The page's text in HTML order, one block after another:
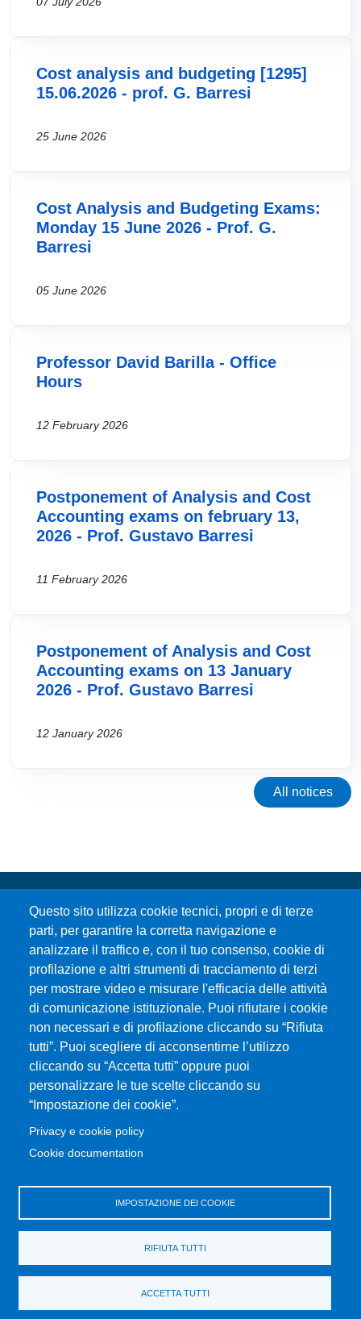
Cost analysis and budgeting [1295]
15.06.2026 - prof. G. Barresi
25 June 2026
Cost Analysis and Budgeting Exams:
Monday 15 June 2026 - Prof. G.
Barresi
05 June 2026
Professor David Barilla - Office
Hours
12 February 2026
Postponement of Analysis and Cost
Accounting exams on february 13,
2026 - Prof. Gustavo Barresi
11 February 2026
Postponement of Analysis and Cost
Accounting exams on 13 January
2026 - Prof. Gustavo Barresi
12 January 2026
All notices
Questo sito utilizza cookie tecnici, propri e di terze
parti, per garantire la corretta navigazione e
analizzare il traffico e, con il tuo consenso, cookie di
profilazione e altri strumenti di tracciamento di terzi
per mostrare video e misurare l'efficacia delle attività
di comunicazione istituzionale. Puoi rifiutare i cookie
non necessari e di profilazione cliccando su “Rifiuta
tutti”. Puoi scegliere di acconsentirne l’utilizzo
cliccando su “Accetta tutti” oppure puoi
personalizzare le tue scelte cliccando su
“Impostazione dei cookie”.
Privacy e cookie policy
Cookie documentation
IMPOSTAZIONE DEI COOKIE
RIFIUTA TUTTI
ACCETTA TUTTI
Università degli Studi di Messina
Piazza Pugliatti, 1 - 98122 Messina
Cod. Fiscale 80004070837
P.IVA 00724160833
Centralino: 090 676 1
MENÙ SOCIAL
MENÙ FOOTER 1
Accessibility statement
Transparent administration
Change your mind on cookies